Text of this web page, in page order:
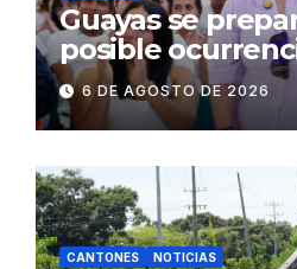
Guayas se
posible
fenómeno de El
Gobierno
2.500 jóvenes
6 DE AGOSTO DE 2026
CANTONES NOTICIAS